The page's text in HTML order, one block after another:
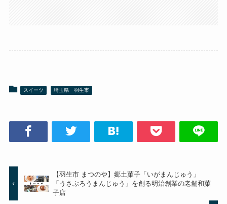
スイーツ 埼玉県 羽生市
【羽生市 まつのや】郷土菓子「いがまんじゅう」
「うさぶろうまんじゅう」を創る明治創業の老舗和菓
子店